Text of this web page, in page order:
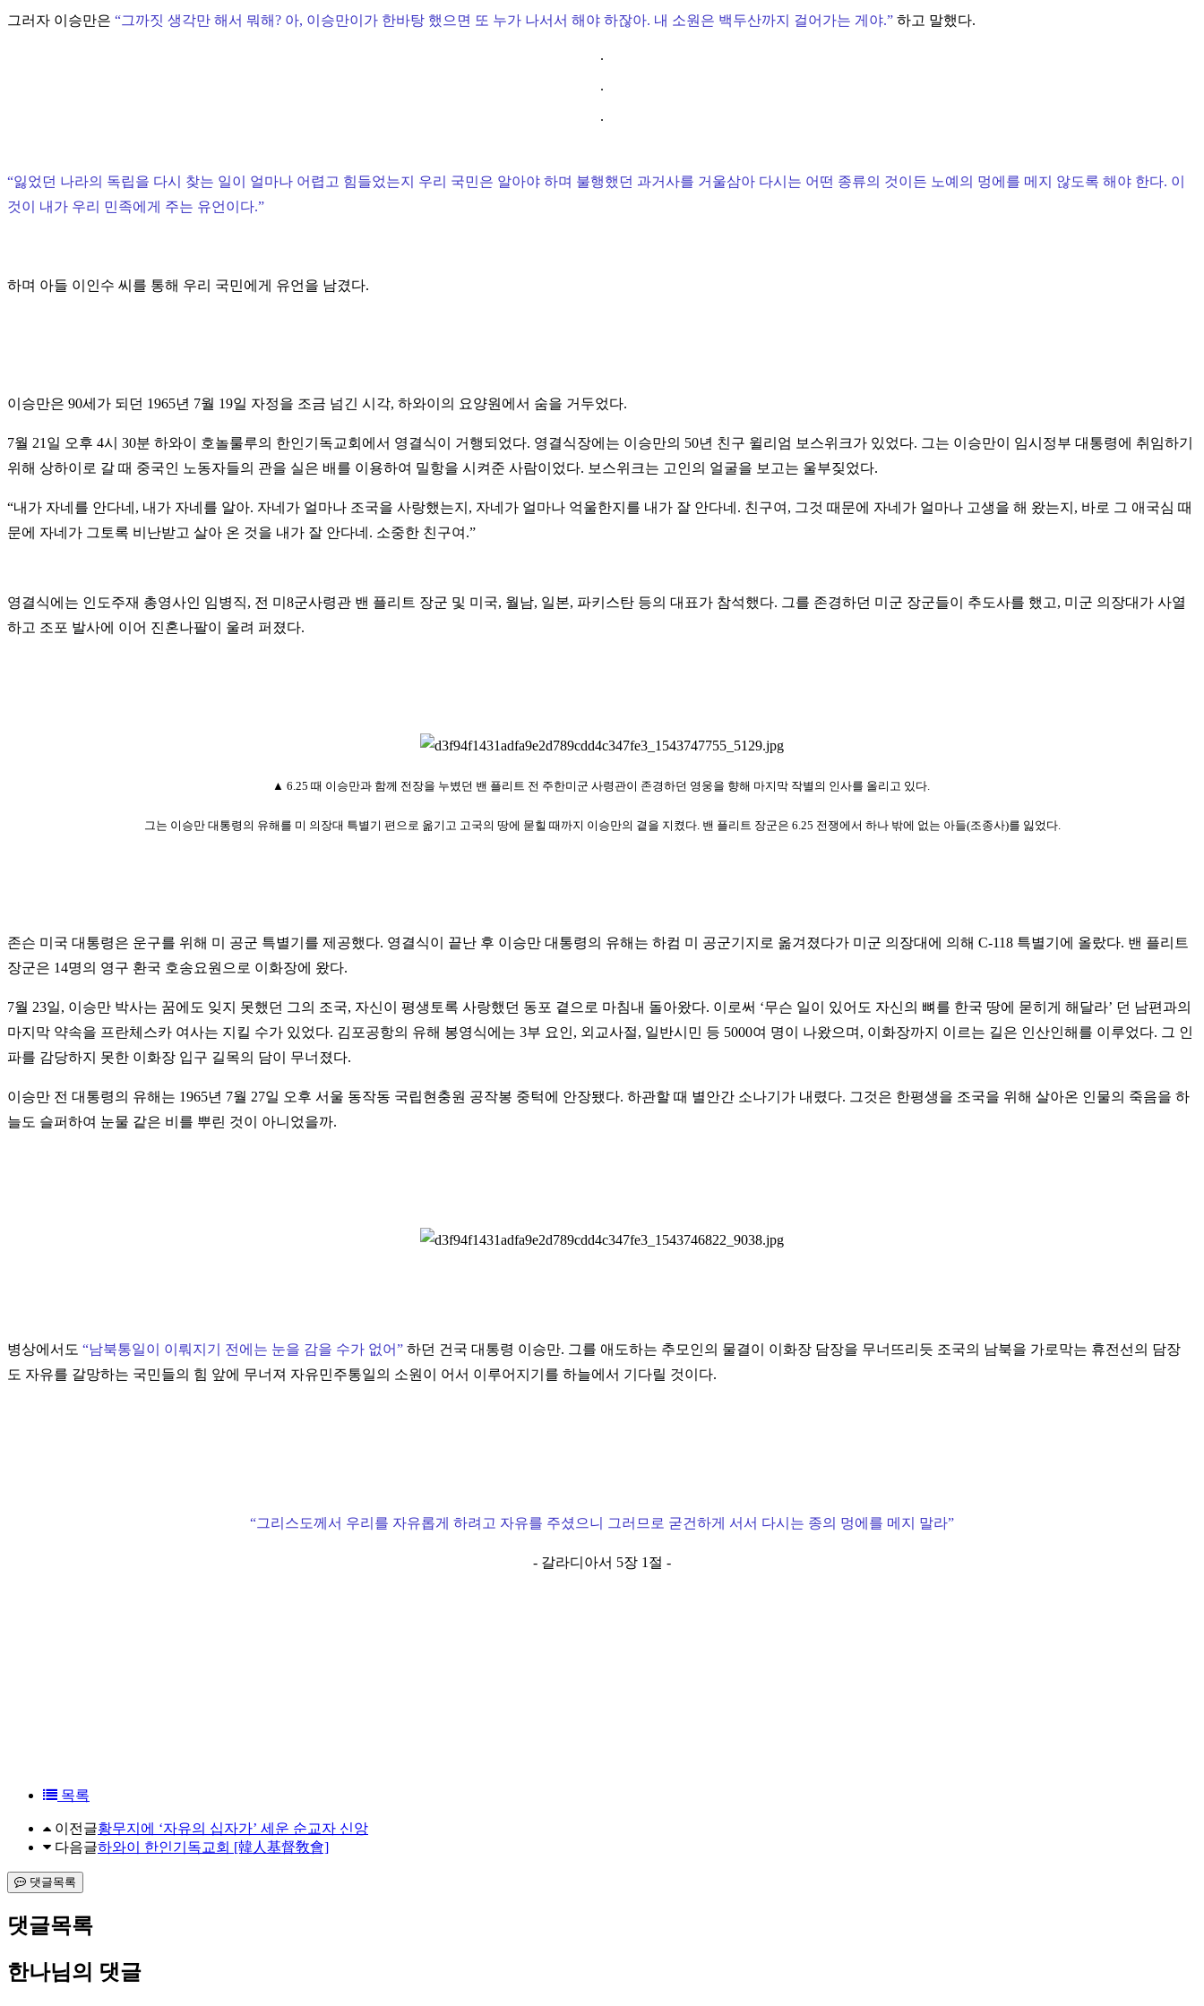
그러자 이승만은 “그까짓 생각만 해서 뭐해? 아, 이승만이가 한바탕 했으면 또 누가 나서서 해야 하잖아. 내 소원은 백두산까지 걸어가는 게야.” 하고 말했다.
.
.
.
“잃었던 나라의 독립을 다시 찾는 일이 얼마나 어렵고 힘들었는지 우리 국민은 알아야 하며 불행했던 과거사를 거울삼아 다시는 어떤 종류의 것이든 노예의 멍에를 메지 않도록 해야 한다. 이
것이 내가 우리 민족에게 주는 유언이다.”
하며 아들 이인수 씨를 통해 우리 국민에게 유언을 남겼다.
이승만은 90세가 되던 1965년 7월 19일 자정을 조금 넘긴 시각, 하와이의 요양원에서 숨을 거두었다.
7월 21일 오후 4시 30분 하와이 호놀룰루의 한인기독교회에서 영결식이 거행되었다. 영결식장에는 이승만의 50년 친구 윌리엄 보스위크가 있었다. 그는 이승만이 임시정부 대통령에 취임하기
위해 상하이로 갈 때 중국인 노동자들의 관을 실은 배를 이용하여 밀항을 시켜준 사람이었다. 보스위크는 고인의 얼굴을 보고는 울부짖었다.
“내가 자네를 안다네, 내가 자네를 알아. 자네가 얼마나 조국을 사랑했는지, 자네가 얼마나 억울한지를 내가 잘 안다네. 친구여, 그것 때문에 자네가 얼마나 고생을 해 왔는지, 바로 그 애국심 때
문에 자네가 그토록 비난받고 살아 온 것을 내가 잘 안다네. 소중한 친구여.”
영결식에는 인도주재 총영사인 임병직, 전 미8군사령관 밴 플리트 장군 및 미국, 월남, 일본, 파키스탄 등의 대표가 참석했다. 그를 존경하던 미군 장군들이 추도사를 했고, 미군 의장대가 사열
하고 조포 발사에 이어 진혼나팔이 울려 퍼졌다.
▲ 6.25 때 이승만과 함께 전장을 누볐던 밴 플리트 전 주한미군 사령관이 존경하던 영웅을 향해 마지막 작별의 인사를 올리고 있다.
그는 이승만 대통령의 유해를 미 의장대 특별기 편으로 옮기고 고국의 땅에 묻힐 때까지 이승만의 곁을 지켰다. 밴 플리트 장군은 6.25 전쟁에서 하나 밖에 없는 아들(조종사)를 잃었다.
존슨 미국 대통령은 운구를 위해 미 공군 특별기를 제공했다. 영결식이 끝난 후 이승만 대통령의 유해는 하컴 미 공군기지로 옮겨졌다가 미군 의장대에 의해 C-118 특별기에 올랐다. 밴 플리트
장군은 14명의 영구 환국 호송요원으로 이화장에 왔다.
7월 23일, 이승만 박사는 꿈에도 잊지 못했던 그의 조국, 자신이 평생토록 사랑했던 동포 곁으로 마침내 돌아왔다. 이로써 ‘무슨 일이 있어도 자신의 뼈를 한국 땅에 묻히게 해달라’ 던 남편과의
마지막 약속을 프란체스카 여사는 지킬 수가 있었다. 김포공항의 유해 봉영식에는 3부 요인, 외교사절, 일반시민 등 5000여 명이 나왔으며, 이화장까지 이르는 길은 인산인해를 이루었다. 그 인
파를 감당하지 못한 이화장 입구 길목의 담이 무너졌다.
이승만 전 대통령의 유해는 1965년 7월 27일 오후 서울 동작동 국립현충원 공작봉 중턱에 안장됐다. 하관할 때 별안간 소나기가 내렸다. 그것은 한평생을 조국을 위해 살아온 인물의 죽음을 하
늘도 슬퍼하여 눈물 같은 비를 뿌린 것이 아니었을까.
병상에서도 “남북통일이 이뤄지기 전에는 눈을 감을 수가 없어” 하던 건국 대통령 이승만. 그를 애도하는 추모인의 물결이 이화장 담장을 무너뜨리듯 조국의 남북을 가로막는 휴전선의 담장
도 자유를 갈망하는 국민들의 힘 앞에 무너져 자유민주통일의 소원이 어서 이루어지기를 하늘에서 기다릴 것이다.
“그리스도께서 우리를 자유롭게 하려고 자유를 주셨으니 그러므로 굳건하게 서서 다시는 종의 멍에를 메지 말라”
- 갈라디아서 5장 1절 -
목록
이전글황무지에 ‘자유의 십자가’ 세운 순교자 신앙
다음글하와이 한인기독교회 [韓人基督敎會]
댓글목록
댓글목록
한나님의 댓글